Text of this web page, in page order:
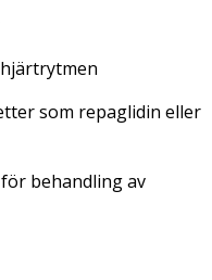
som repaglidin eller
behandling av